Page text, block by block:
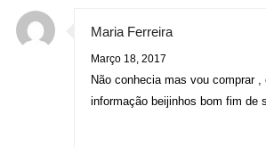
Maria Ferreira
Março 18, 2017
Não conhecia mas vou comprar ,
informação beijinhos bom fim de